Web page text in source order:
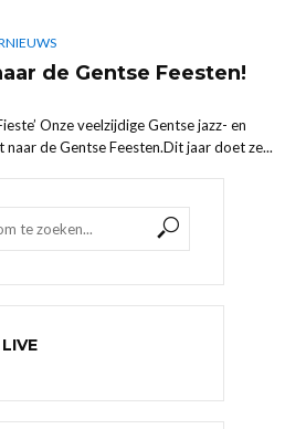
de Gentse Feesten!
Onze veelzijdige Gentse jazz- en
de Gentse Feesten.Dit jaar doet ze...